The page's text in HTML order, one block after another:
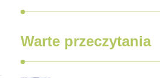
Warte przeczytania